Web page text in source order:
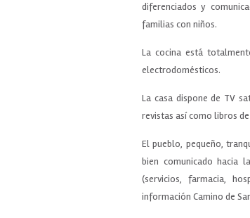
diferenciados y
familias con niños.
La cocina está
electrodomésticos.
La casa dispone de TV
revistas así como libros
El pueblo, pequeño,
bien comunicado hacia
(servicios, farmacia,
información Camino de